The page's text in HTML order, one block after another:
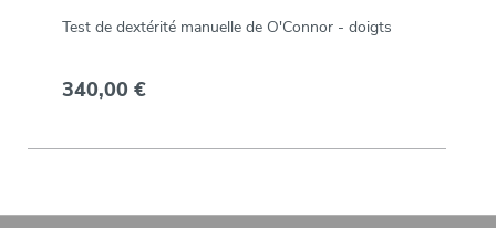
Test de dextérité manuelle de O'Connor - doigts
340,00 €